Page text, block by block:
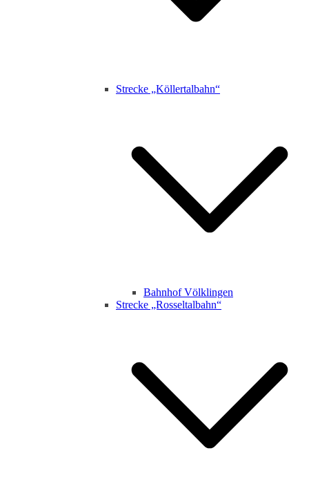
Strecke „Köllertalbahn“
Bahnhof Völklingen
Strecke „Rosseltalbahn“